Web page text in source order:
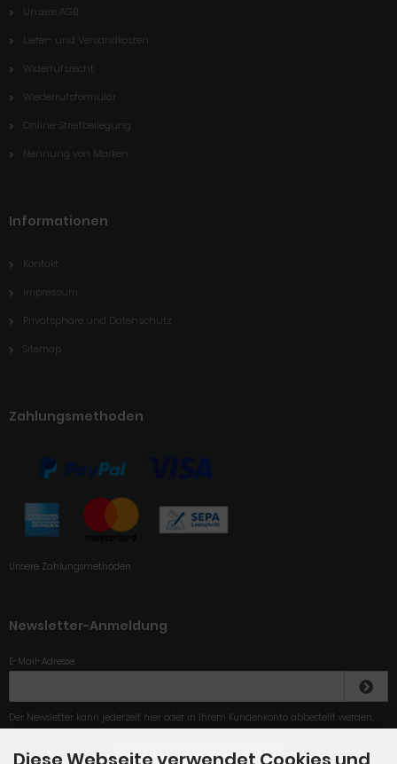
Unsere AGB
Liefer- und Versandkosten
Widerrufsrecht
Wiederrufsformular
Online-Streitbeilegung
Nennung von Marken
Informationen
Kontakt
Impressum
Privatsphäre und Datenschutz
Sitemap
Zahlungsmethoden
Unsere Zahlungsmethoden
Newsletter-Anmeldung
E-Mail-Adresse:
Der Newsletter kann jederzeit hier oder in Ihrem Kundenkonto abbestellt werden.